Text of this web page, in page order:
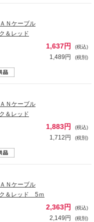
Ｎケーブル
＆レッド
1,637円 (税込)
1,489円 (税別)
Ｎケーブル
＆レッド
1,883円 (税込)
1,712円 (税別)
Ｎケーブル
＆レッド 5ｍ
2,363円 (税込)
2,149円 (税別)